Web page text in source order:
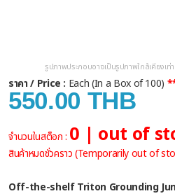
รูปภาพประกอบอาจเป็นรูปภาพใกล้เคียงเ
ราคา / Price : Each (In a Box of 100)
550.00 THB
จำนวนในสต็อก : 0 | out of
สินค้าหมดชั่วคราว (Temporarily out of
Off-the-shelf Triton Grounding